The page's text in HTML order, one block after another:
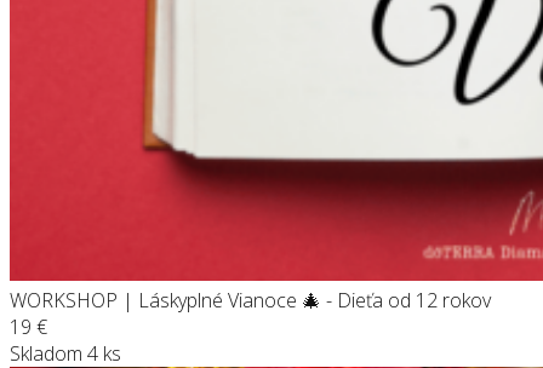
WORKSHOP | Láskyplné Vianoce 🎄 - Dieťa od 12 rokov
19 €
Skladom 4 ks